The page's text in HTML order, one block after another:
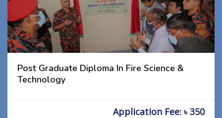
Post Graduate Diploma In Fire Science &
Technology
Application Fee: ৳ 350